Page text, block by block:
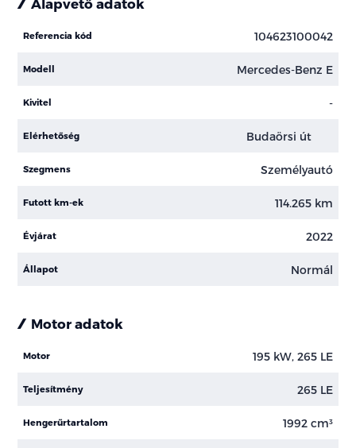
Alapvető adatok
Referencia kód 104623100042
Modell Mercedes-Benz E
Kivitel -
Elérhetőség Budaörsi út
Szegmens Személyautó
Futott km-ek 114.265 km
Évjárat 2022
Állapot Normál
Motor adatok
Motor 195 kW, 265 LE
Teljesítmény 265 LE
Hengerűrtartalom 1992 cm³